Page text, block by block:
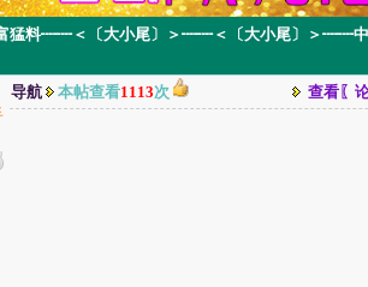
猛料┉┉＜〔大小尾〕＞┉┉＜〔大小尾〕＞┉┉中
导航 本帖查看1113次 查看〖